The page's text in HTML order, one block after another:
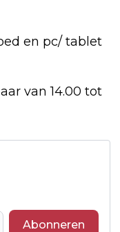
en pc/ tablet
van 14.00 tot
Abonneren